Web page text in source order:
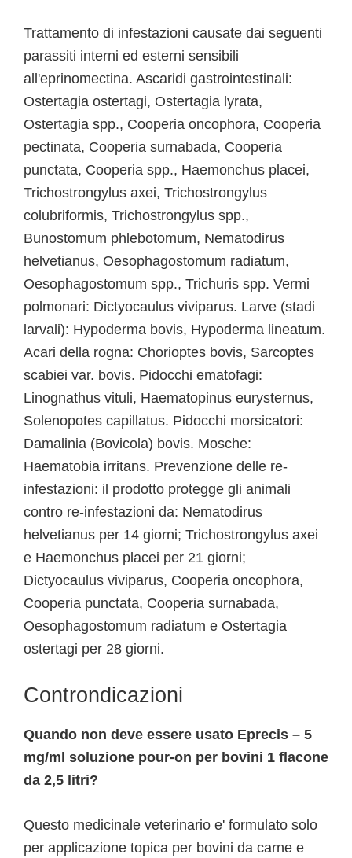
Trattamento di infestazioni causate dai seguenti
parassiti interni ed esterni sensibili
all'eprinomectina. Ascaridi gastrointestinali:
Ostertagia ostertagi, Ostertagia lyrata,
Ostertagia spp., Cooperia oncophora, Cooperia
pectinata, Cooperia surnabada, Cooperia
punctata, Cooperia spp., Haemonchus placei,
Trichostrongylus axei, Trichostrongylus
colubriformis, Trichostrongylus spp.,
Bunostomum phlebotomum, Nematodirus
helvetianus, Oesophagostomum radiatum,
Oesophagostomum spp., Trichuris spp. Vermi
polmonari: Dictyocaulus viviparus. Larve (stadi
larvali): Hypoderma bovis, Hypoderma lineatum.
Acari della rogna: Chorioptes bovis, Sarcoptes
scabiei var. bovis. Pidocchi ematofagi:
Linognathus vituli, Haematopinus eurysternus,
Solenopotes capillatus. Pidocchi morsicatori:
Damalinia (Bovicola) bovis. Mosche:
Haematobia irritans. Prevenzione delle re-
infestazioni: il prodotto protegge gli animali
contro re-infestazioni da: Nematodirus
helvetianus per 14 giorni; Trichostrongylus axei
e Haemonchus placei per 21 giorni;
Dictyocaulus viviparus, Cooperia oncophora,
Cooperia punctata, Cooperia surnabada,
Oesophagostomum radiatum e Ostertagia
ostertagi per 28 giorni.
Controndicazioni
Quando non deve essere usato Eprecis – 5
mg/ml soluzione pour-on per bovini 1 flacone
da 2,5 litri?
Questo medicinale veterinario e' formulato solo
per applicazione topica per bovini da carne e